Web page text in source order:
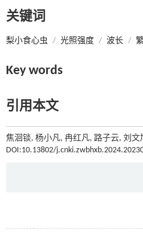
关键词
梨小食心虫 / 光照强度 / 波长 /
Key words
引用本文
焦洄锬, 杨小凡, 冉红凡, 路子云, 刘
DOI:10.13802/